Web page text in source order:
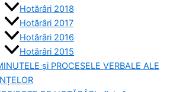
Hotărâri 2018
Hotărâri 2017
Hotărâri 2016
Hotărâri 2015
și PROCESELE VERBALE ALE